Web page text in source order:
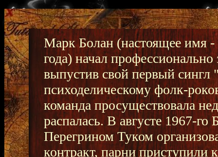
Марк Болан (настоящее имя
года) начал
выпустив свой первый сингл
психоделическому фолк-
команда просуществовала
распалась. В августе 1967-
Перегрином Туком
контракт, парни приступили